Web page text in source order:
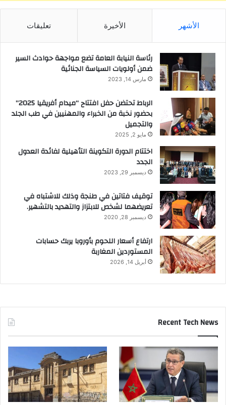
الأشهر الأخيرة تعليقات
رئاسة النيابة العامة تضع مواجهة حوادث السير
ضمن أولويات السياسة الجنائية
مارس 14, 2023
الرباط تحتضن حفل افتتاح “ميدام أفريقيا 2025”
بحضور نخبة من الخبراء والمهنيين في طب الجلد
والتجميل
مايو 2, 2025
اختتام الدورة التكوينة التأهيلية لفائدة العدول
الجدد
ديسمبر 29, 2023
توقيف فتاتين في طنجة وذلك للاشتباه في
تعريضهما لشخص للابتزاز والتهديد بالتشهير.
ديسمبر 28, 2020
ارتفاع أسعار اللحوم بأوروبا يربك حسابات
المستوردين المغاربة
أبريل 14, 2026
Recent Tech News